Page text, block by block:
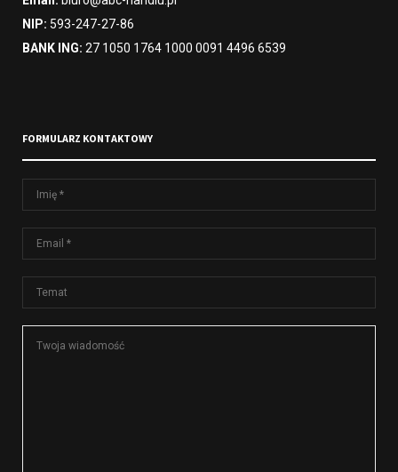
NIP: 593-247-27-86
BANK ING: 27 1050 1764 1000 0091 4496 6539
FORMULARZ KONTAKTOWY